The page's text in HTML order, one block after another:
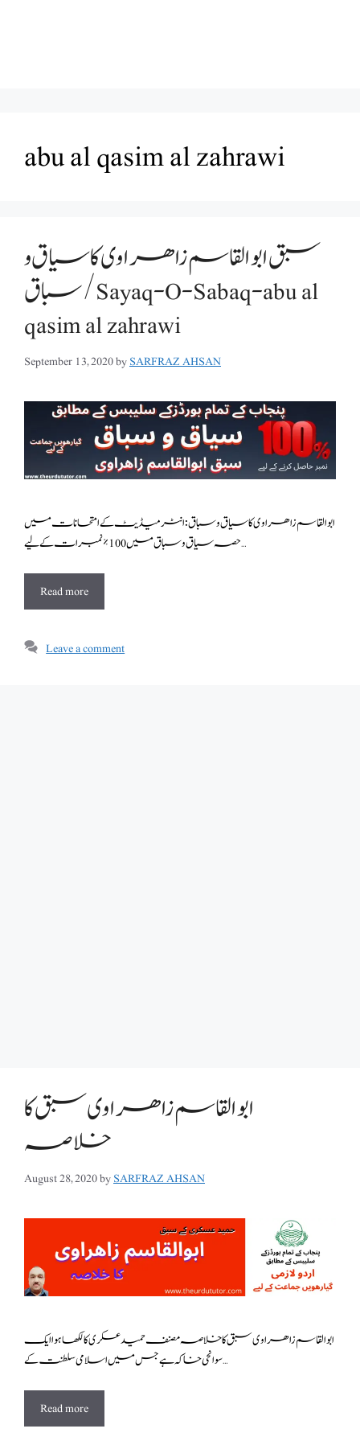
abu al qasim al zahrawi
سبق ابوالقاسم زاھراوی کا سیاق و
سباق/Sayaq-O-Sabaq-abu al
qasim al zahrawi
September 13, 2020bySARFRAZ AHSAN
ابوالقاسم زاھراوی کا سیاق و سباق : انٹرمیڈیٹ کے امتحانات میں
حصہ سیاق و سباق میں 100٪ نمبرات کے لیے …
Read more
Leave a comment
ابوالقاسم زاھراوی سبق کا
خلاصہ
August 28, 2020bySARFRAZ AHSAN
ابوالقاسم زاھراوی سبق کا خلاصہ مصنف حمید عسکری کا لکھا ہوا ایک
سوانحی خاکہ ہے جس میں اسلامی سلطنت کے …
Read more